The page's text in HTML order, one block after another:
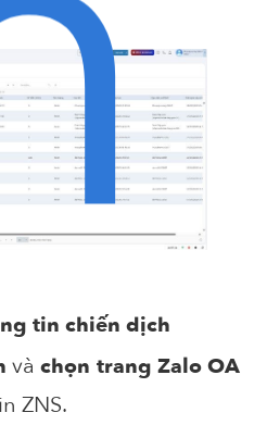
tin chiến dịch
vàchọn trang Zalo OA
ZNS.